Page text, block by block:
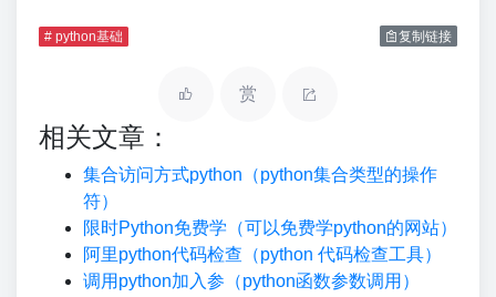
# python基础 复制链接
赏
相关文章：
集合访问方式python（python集合类型的操作
符）
限时Python免费学（可以免费学python的网站）
阿里python代码检查（python 代码检查工具）
调用python加入参（python函数参数调用）